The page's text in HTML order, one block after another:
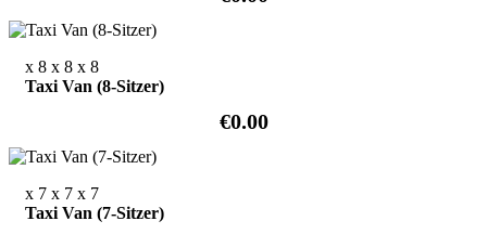
x 8 x 8 x 8
Taxi Van (8-Sitzer)
€0.00
x 7 x 7 x 7
Taxi Van (7-Sitzer)